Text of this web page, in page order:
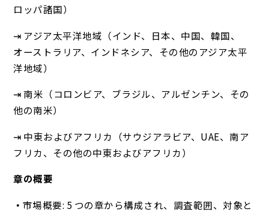
ロッパ諸国）
⇥ アジア太平洋地域（インド、日本、中国、韓国、
オーストラリア、インドネシア、その他のアジア太平
洋地域）
⇥ 南米（コロンビア、ブラジル、アルゼンチン、その
他の南米）
⇥ 中東およびアフリカ（サウジアラビア、UAE、南ア
フリカ、その他の中東およびアフリカ）
章の概要
市場概要: 5 つの章から構成され、調査範囲、対象と